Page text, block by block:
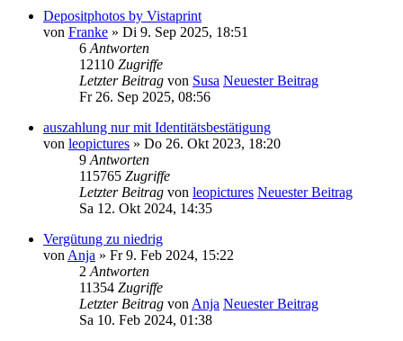
Depositphotos by Vistaprint
von Franke » Di 9. Sep 2025, 18:51
6 Antworten
12110 Zugriffe
Letzter Beitrag von Susa Neuester Beitrag
Fr 26. Sep 2025, 08:56
auszahlung nur mit Identitätsbestätigung
von leopictures » Do 26. Okt 2023, 18:20
9 Antworten
115765 Zugriffe
Letzter Beitrag von leopictures Neuester Beitrag
Sa 12. Okt 2024, 14:35
Vergütung zu niedrig
von Anja » Fr 9. Feb 2024, 15:22
2 Antworten
11354 Zugriffe
Letzter Beitrag von Anja Neuester Beitrag
Sa 10. Feb 2024, 01:38